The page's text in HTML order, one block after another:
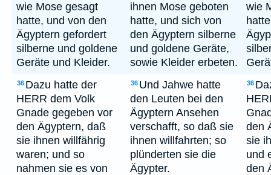
wie Mose gesagt
hatte, und von den
Ägyptern gefordert
silberne und goldene
Geräte und Kleider.
ihnen Mose geboten
hatte, und sich von
den Ägyptern silberne
und goldene Geräte,
sowie Kleider erbeten.
wie
36 Dazu hatte der
HERR dem Volk
Gnade gegeben vor
den Ägyptern, daß
sie ihnen willfährig
waren; und so
nahmen sie es von
36 Und Jahwe hatte
den Leuten bei den
Ägyptern Ansehen
verschafft, so daß sie
ihnen willfahrten; so
plünderten sie die
Ägypter.
36
den
sie
und
den